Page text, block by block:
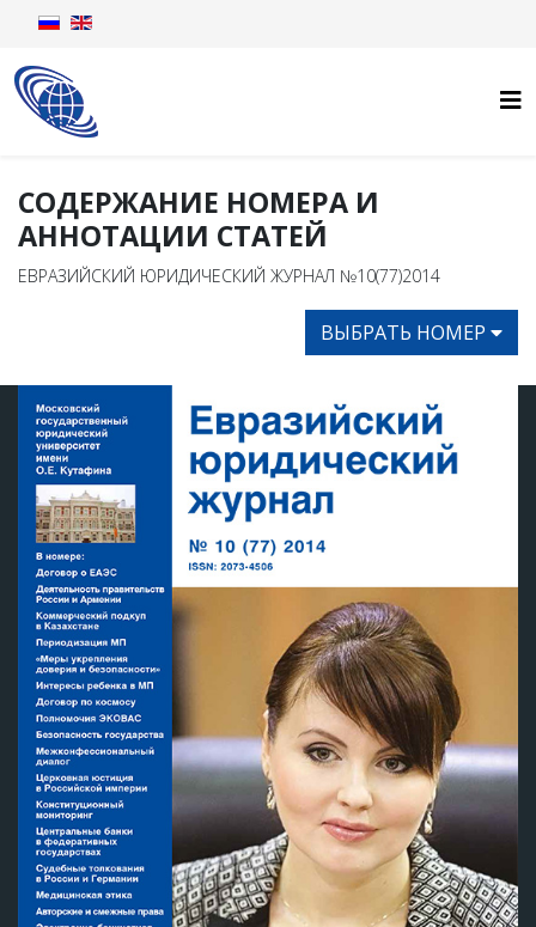
СОДЕРЖАНИЕ НОМЕРА И
АННОТАЦИИ СТАТЕЙ
ЕВРАЗИЙСКИЙ ЮРИДИЧЕСКИЙ ЖУРНАЛ №10(77)2014
ВЫБРАТЬ НОМЕР